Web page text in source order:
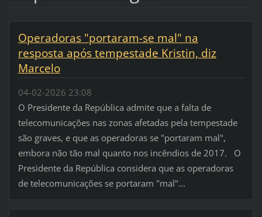
Operadoras "portaram-se mal" na
resposta após tempestade Kristin, diz
Marcelo
04-02-2026 23:08
O Presidente da República admite que a falta de
telecomunicações nas zonas afetadas pela tempestade
são graves, e que as operadoras se "portaram mal",
embora não tão mal quanto nos incêndios de 2017. O
Presidente da República considera que as operadoras
de telecomunicações se portaram "mal"...